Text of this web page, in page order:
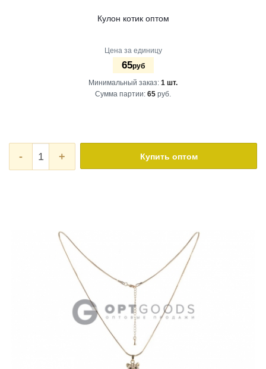
Кулон котик оптом
Цена за единицу
65руб
Минимальный заказ: 1 шт.
Сумма партии: 65 руб.
- + Купить оптом